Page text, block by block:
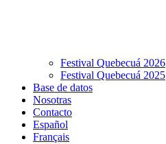
Festival Quebecuá 2026
Festival Quebecuá 2025
Base de datos
Nosotras
Contacto
Español
Français